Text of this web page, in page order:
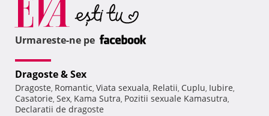
Urmareste-ne pe
Dragoste & Sex
Dragoste, Romantic, Viata sexuala, Relatii, Cuplu, Iubire,
Casatorie, Sex, Kama Sutra, Pozitii sexuale Kamasutra,
Declaratii de dragoste